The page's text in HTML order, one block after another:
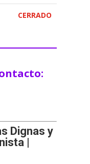
CERRADO
Dignas y
|